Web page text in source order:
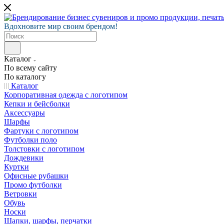
Вдохновите мир своим брендом!
Каталог
По всему сайту
По каталогу
Каталог
Корпоративная одежда с логотипом
Кепки и бейсболки
Аксессуары
Шарфы
Фартуки с логотипом
Футболки поло
Толстовки с логотипом
Дождевики
Куртки
Офисные рубашки
Промо футболки
Ветровки
Обувь
Носки
Шапки, шарфы, перчатки